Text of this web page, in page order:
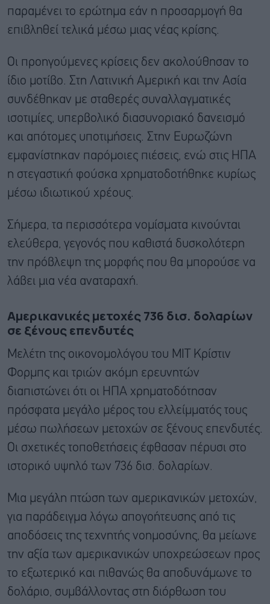
παραμένει το ερώτημα εάν η προσαρμογή θα
επιβληθεί τελικά μέσω μιας νέας κρίσης.
Οι προηγούμενες κρίσεις δεν ακολούθησαν το
ίδιο μοτίβο. Στη Λατινική Αμερική και την Ασία
συνδέθηκαν με σταθερές συναλλαγματικές
ισοτιμίες, υπερβολικό διασυνοριακό δανεισμό
και απότομες υποτιμήσεις. Στην Ευρωζώνη
εμφανίστηκαν παρόμοιες πιέσεις, ενώ στις ΗΠΑ
η στεγαστική φούσκα χρηματοδοτήθηκε κυρίως
μέσω ιδιωτικού χρέους.
Σήμερα, τα περισσότερα νομίσματα κινούνται
ελεύθερα, γεγονός που καθιστά δυσκολότερη
την πρόβλεψη της μορφής που θα μπορούσε να
λάβει μια νέα αναταραχή.
Αμερικανικές μετοχές 736 δισ. δολαρίων
σε ξένους επενδυτές
Μελέτη της οικονομολόγου του MIT Κρίστιν
Φορμπς και τριών ακόμη ερευνητών
διαπιστώνει ότι οι ΗΠΑ χρηματοδότησαν
πρόσφατα μεγάλο μέρος του ελλείμματός τους
μέσω πωλήσεων μετοχών σε ξένους επενδυτές.
Οι σχετικές τοποθετήσεις έφθασαν πέρυσι στο
ιστορικό υψηλό των 736 δισ. δολαρίων.
Μια μεγάλη πτώση των αμερικανικών μετοχών,
για παράδειγμα λόγω απογοήτευσης από τις
αποδόσεις της τεχνητής νοημοσύνης, θα μείωνε
την αξία των αμερικανικών υποχρεώσεων προς
το εξωτερικό και πιθανώς θα αποδυνάμωνε το
δολάριο, συμβάλλοντας στη διόρθωση του